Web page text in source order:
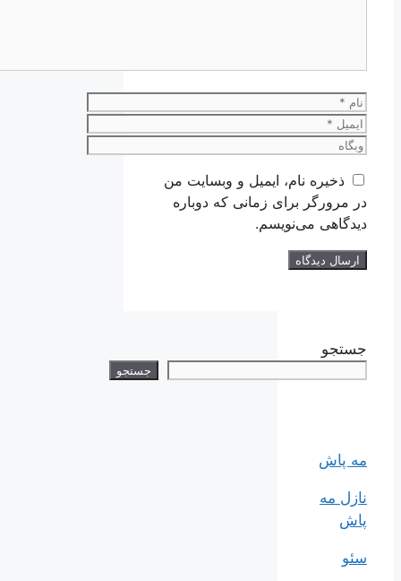
نام
ایمیل
وبگاه
ذخیره نام، ایمیل و وبسایت من
در مرورگر برای زمانی که دوباره
دیدگاهی می‌نویسم.
جستجو
جستجو
مه پاش
نازل مه
پاش
سئو